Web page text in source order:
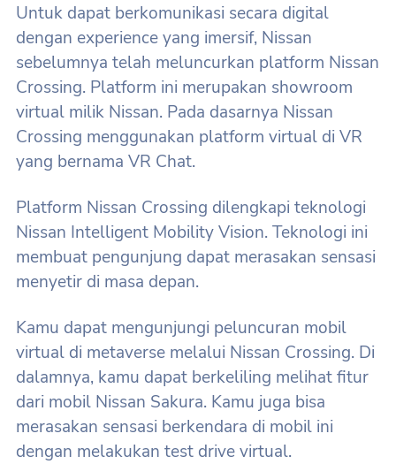
Untuk dapat berkomunikasi secara digital
dengan experience yang imersif, Nissan
sebelumnya telah meluncurkan platform Nissan
Crossing. Platform ini merupakan showroom
virtual milik Nissan. Pada dasarnya Nissan
Crossing menggunakan platform virtual di VR
yang bernama VR Chat.
Platform Nissan Crossing dilengkapi teknologi
Nissan Intelligent Mobility Vision. Teknologi ini
membuat pengunjung dapat merasakan sensasi
menyetir di masa depan.
Kamu dapat mengunjungi peluncuran mobil
virtual di metaverse melalui Nissan Crossing. Di
dalamnya, kamu dapat berkeliling melihat fitur
dari mobil Nissan Sakura. Kamu juga bisa
merasakan sensasi berkendara di mobil ini
dengan melakukan test drive virtual.